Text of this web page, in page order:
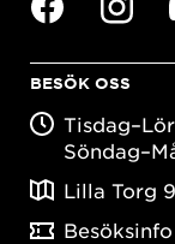
BESÖK OSS
Lilla Torg
Besöksinfo